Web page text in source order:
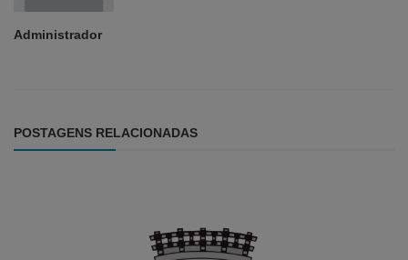
Administrador
POSTAGENS RELACIONADAS